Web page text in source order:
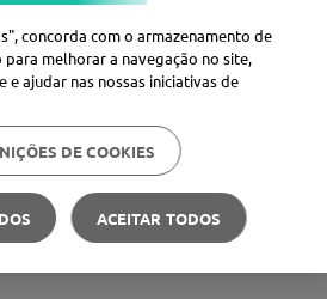
Médis
Poupe nas suas compras
concorda com o armazenamento de
melhorar a navegação no site,
e ajudar nas nossas iniciativas de
DE COOKIES
ACEITAR TODOS